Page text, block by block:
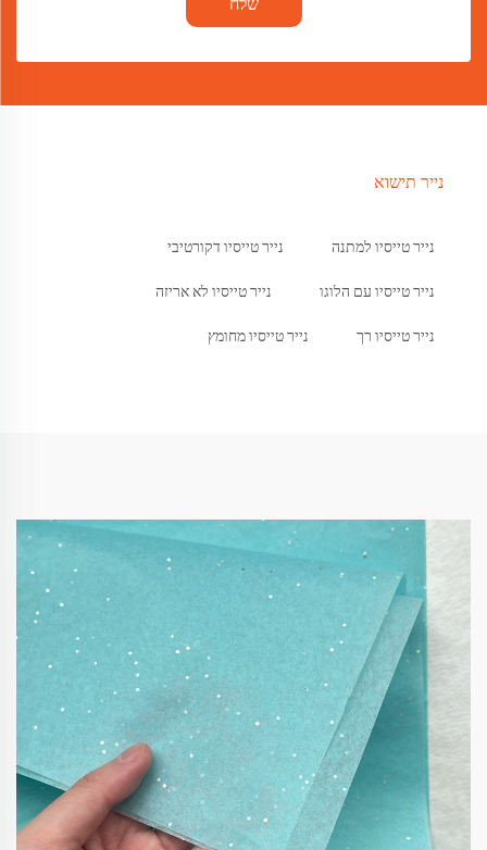
נייר תישוא
נייר טייסיו למתנה נייר טייסיו דקורטיבי
נייר טייסיו עם הלוגו נייר טייסיו לא אריזה
נייר טייסיו רך נייר טייסיו מחומץ